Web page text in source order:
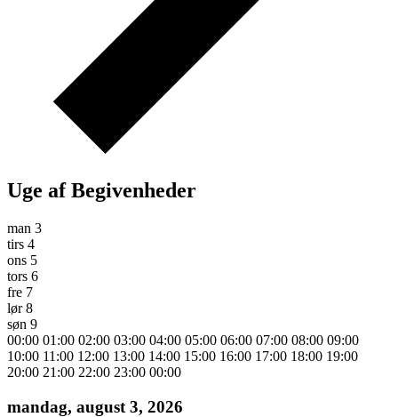
Uge af Begivenheder
man 3
tirs 4
ons 5
tors 6
fre 7
lør8
søn 9
00:00 01:00 02:00 03:00 04:00 05:00 06:00 07:00 08:00 09:00
10:00 11:00 12:00 13:00 14:00 15:00 16:00 17:00 18:00 19:00
20:00 21:00 22:00 23:00 00:00
mandag, august 3, 2026